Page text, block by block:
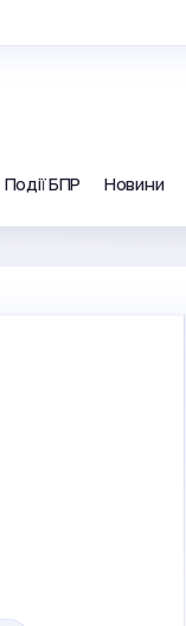
Події БПР Новини